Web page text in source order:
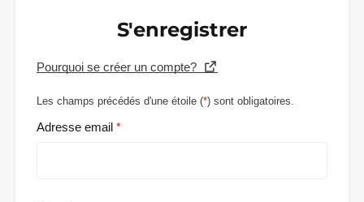
S'enregistrer
Pourquoi se créer un compte?
Les champs précédés d'une étoile (*) sont obligatoires.
Adresse email